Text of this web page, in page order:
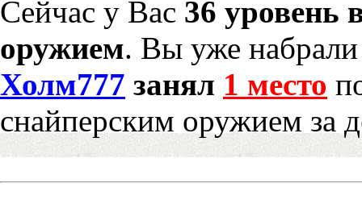
Сейчас у Вас 36 уровень
оружием. Вы уже
Холм777 занял 1 место
снайперским оружием за